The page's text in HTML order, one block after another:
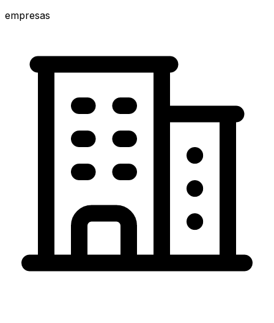
empresas